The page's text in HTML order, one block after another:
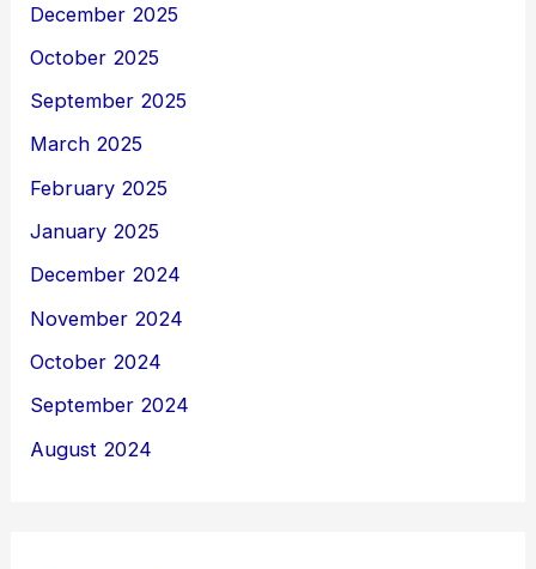
December 2025
October 2025
September 2025
March 2025
February 2025
January 2025
December 2024
November 2024
October 2024
September 2024
August 2024